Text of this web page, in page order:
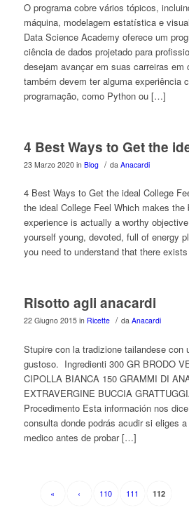
O programa cobre vários tópicos,
máquina, modelagem estatística e
Data Science Academy oferece um
ciência de dados projetado para
desejam avançar em suas carreiras em
também devem ter alguma experiência
programação, como Python ou […]
4 Best Ways to Get the
23 Marzo 2020 in Blog / da Anacardi
4 Best Ways to Get the ideal College
the ideal College Feel Which makes
experience is actually a worthy
yourself young, devoted, full of energy
you need to understand that there
Risotto agli anacardi
22 Giugno 2015 in Ricette / da Anacardi
Stupire con la tradizione tailandese con
gustoso. Ingredienti 300 GR BRODO
CIPOLLA BIANCA 150 GRAMMI DI
EXTRAVERGINE BUCCIA
Procedimento Esta información nos
consulta donde podrás acudir si eliges
medico antes de probar […]
« ‹ 110 111 112